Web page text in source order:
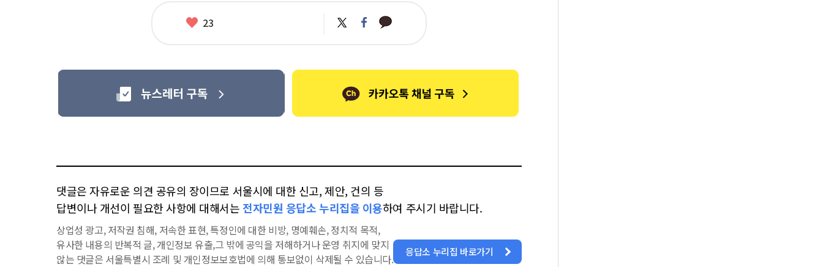
좋
23 트
위
페
이
카
카
댓글은 자유로운 의견 공유의 장이므로 서울시에 대한 신고, 제안, 건의 등
답변이나 개선이 필요한 사항에 대해서는 전자민원 응답소 누리집을 이용하여 주시기 바랍니다.
상업성 광고, 저작권 침해, 저속한 표현, 특정인에 대한 비방, 명예훼손, 정치적 목적,
유사한 내용의 반복적 글, 개인정보 유출,그 밖에 공익을 저해하거나 운영 취지에 맞지
않는 댓글은 서울특별시 조례 및 개인정보보호법에 의해 통보없이 삭제될 수 있습니다.
응답소 누리집 바로가기